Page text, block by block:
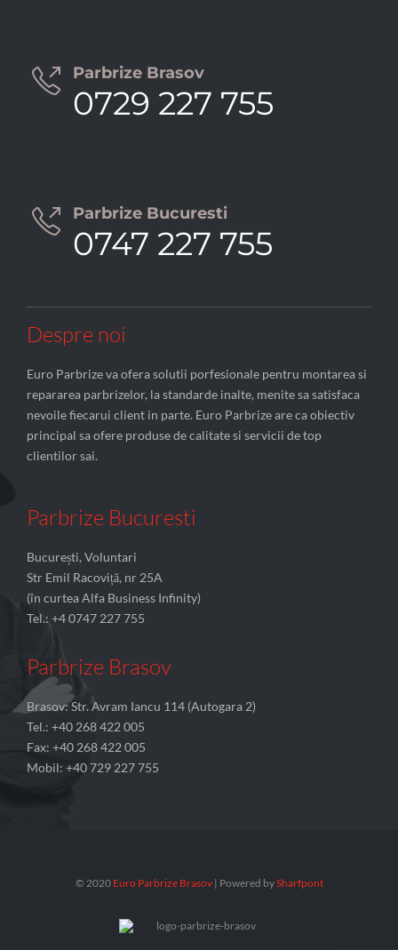
 Parbrize Brasov
0729 227 755
 Parbrize Bucuresti
0747 227 755
Despre noi
Euro Parbrize va ofera solutii porfesionale pentru montarea si
repararea parbrizelor, la standarde inalte, menite sa satisfaca
nevoile fiecarui client in parte. Euro Parbrize are ca obiectiv
principal sa ofere produse de calitate si servicii de top
clientilor sai.
Parbrize Bucuresti
București, Voluntari
Str Emil Racoviță, nr 25A
(în curtea Alfa Business Infinity)
Tel.: +4 0747 227 755
Parbrize Brasov
Brasov: Str. Avram Iancu 114 (Autogara 2)
Tel.: +40 268 422 005
Fax: +40 268 422 005
Mobil: +40 729 227 755
© 2020 Euro Parbrize Brasov | Powered bySharfpont